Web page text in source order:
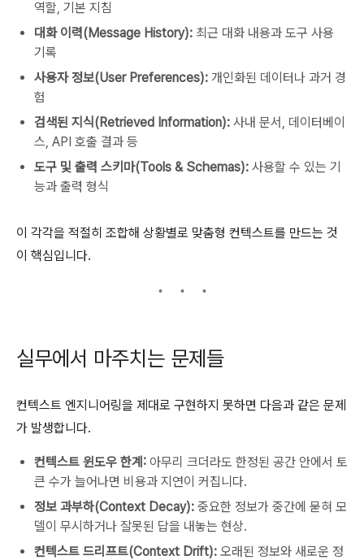
역할, 기본 지침
대화 이력(Message History): 최근 대화 내용과 도구 사용
기록
사용자 정보(User Preferences): 개인화된 데이터나 과거 경
험
검색된 지식(Retrieved Information): 사내 문서, 데이터베이
스, API 호출 결과 등
도구 및 출력 스키마(Tools & Schemas): 사용할 수 있는 기
능과 출력 형식
이 각각을 적절히 조합해 상황별로 맞춤형 컨텍스트를 만드는 것
이 핵심입니다.
실무에서 마주치는 문제들
컨텍스트 엔지니어링을 제대로 구현하지 못하면 다음과 같은 문제
가 발생합니다.
컨텍스트 윈도우 한계: 아무리 크더라도 한정된 공간 안에서 토
큰 수가 늘어나면 비용과 지연이 커집니다.
정보 과부하(Context Decay): 중요한 정보가 중간에 묻혀 모
델이 무시하거나 잘못된 답을 내놓는 현상.
컨텍스트 드리프트(Context Drift): 오래된 정보와 새로운 정